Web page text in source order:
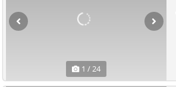
1 / 24